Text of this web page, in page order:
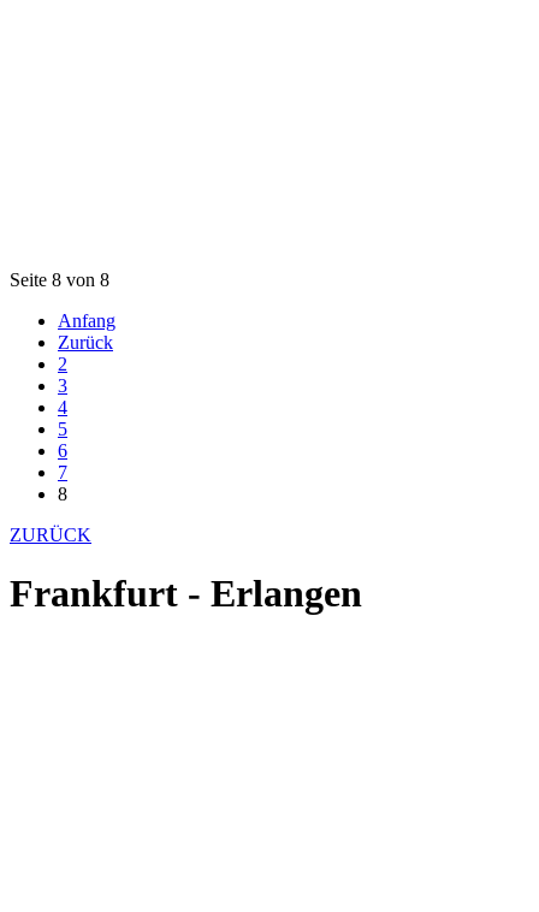
Seite 8 von 8
Anfang
Zurück
2
3
4
5
6
7
8
ZURÜCK
Frankfurt - Erlangen